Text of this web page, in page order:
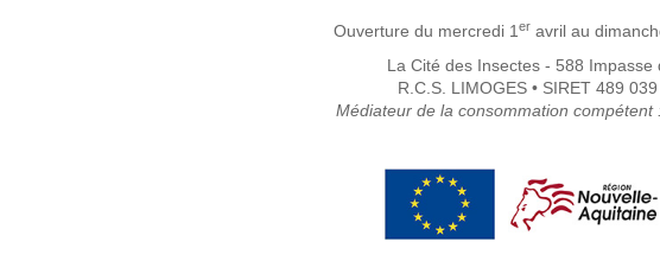
Ouverture du mercredi 1er avril au
La Cité des Insectes - 588
R.C.S. LIMOGES • SIRET 489
Médiateur de la consommation compétent